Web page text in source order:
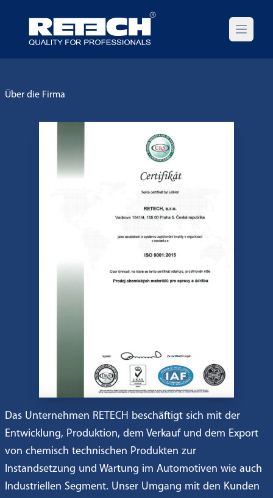
Open
Über die Firma
Das Unternehmen RETECH beschäftigt sich mit der
Entwicklung, Produktion, dem Verkauf und dem Export
von chemisch technischen Produkten zur
Instandsetzung und Wartung im Automotiven wie auch
Industriellen Segment. Unser Umgang mit den Kunden